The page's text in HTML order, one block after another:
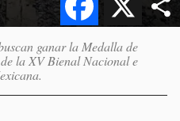
ganar la Medalla de
la XV Bienal Nacional e